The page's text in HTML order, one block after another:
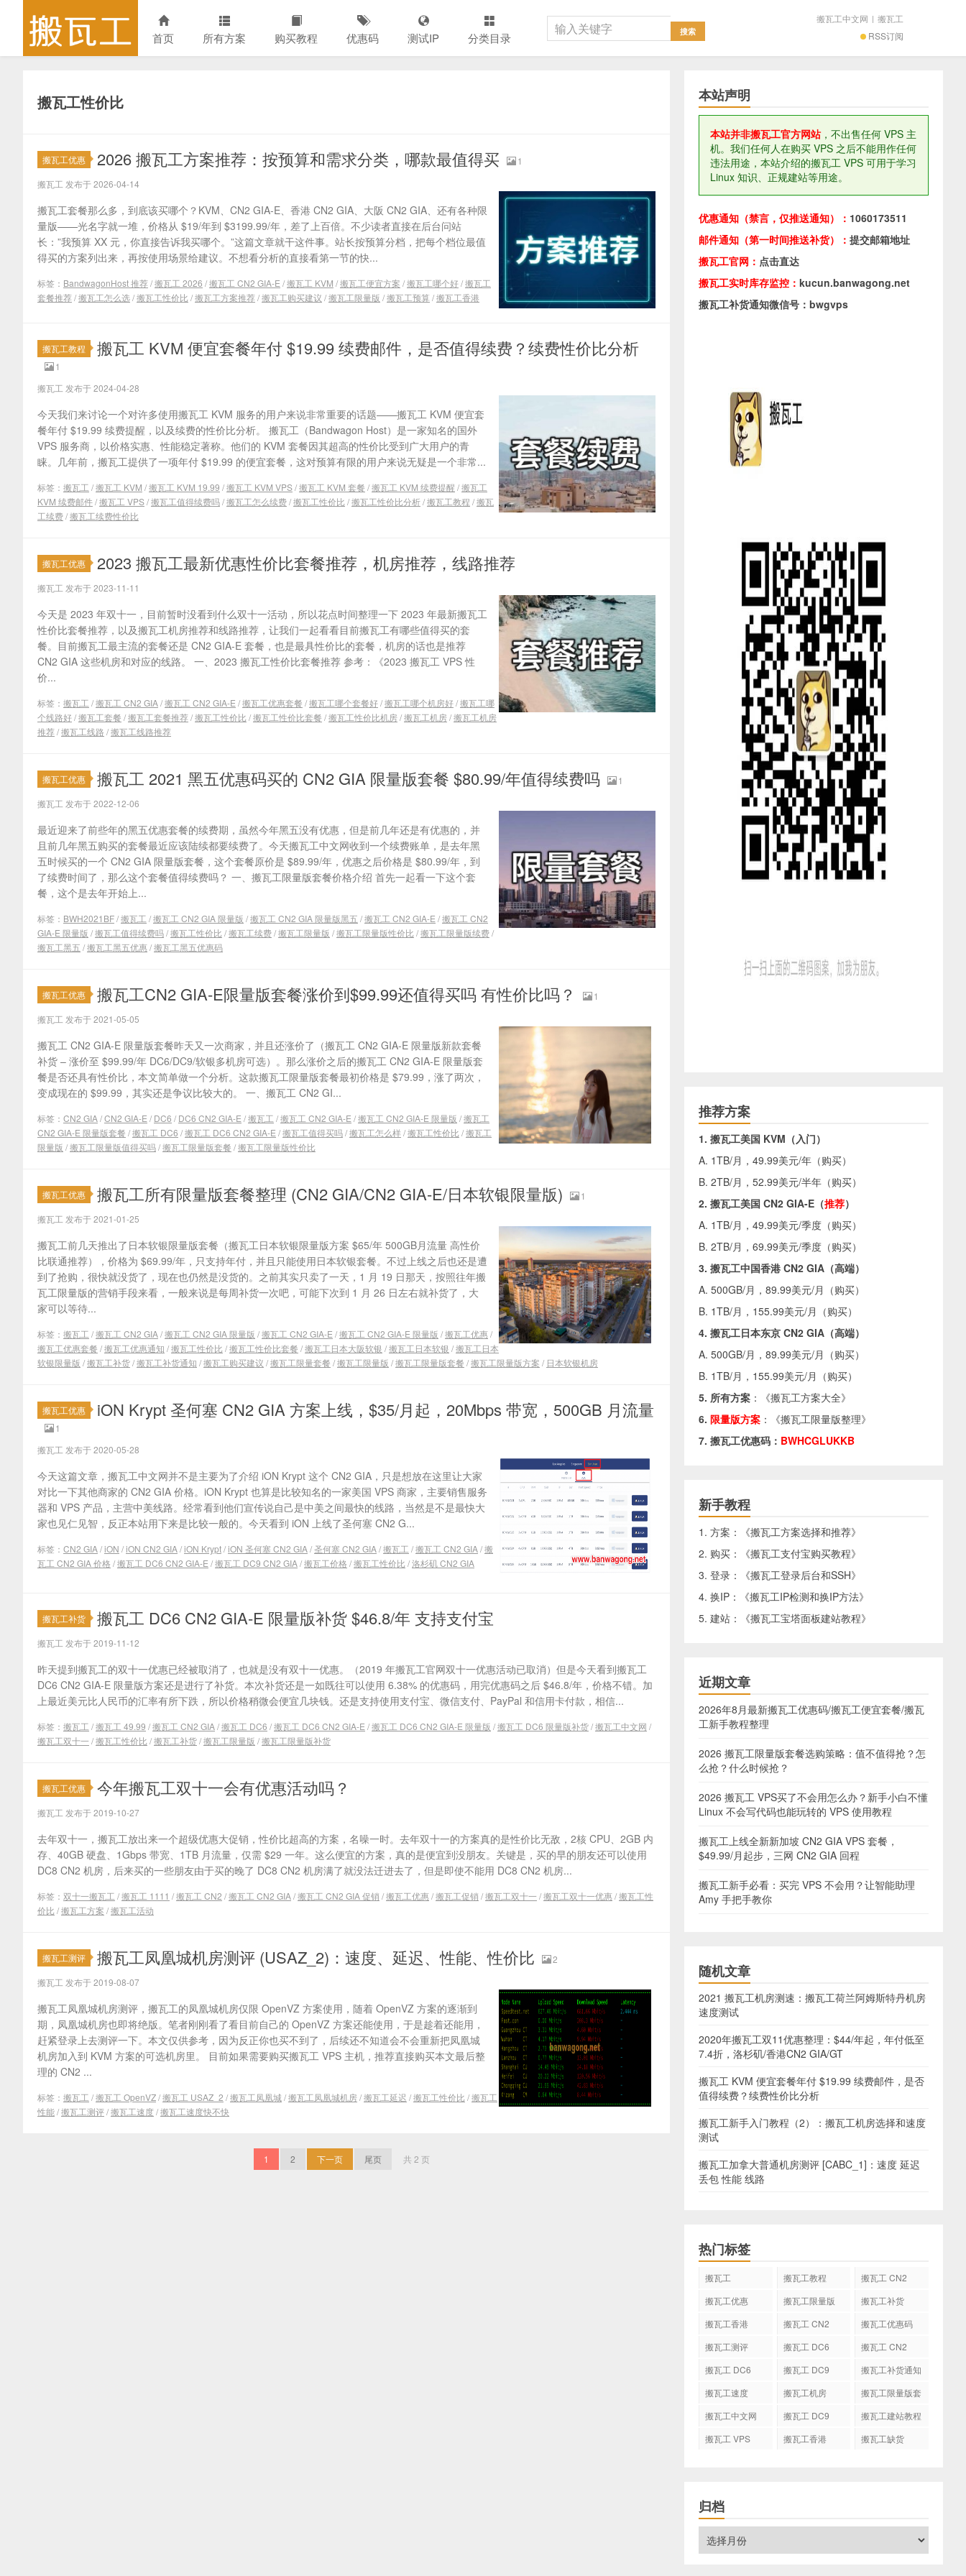
首页 所有方案 购买教程 优惠码 测试IP 分类目录 RSS订阅
搬瓦工中文网 | 搬瓦工
搬瓦工性价比
搬瓦工优惠 2026 搬瓦工方案推荐：按预算和需求分类，哪款最值得买
1
搬瓦工 发布于 2026-04-14
搬瓦工套餐那么多，到底该买哪个？KVM、CN2 GIA-E、香港 CN2 GIA、大阪 CN2 GIA、还有各种限
量版——光名字就一堆，价格从 $19/年到 $3199.99/年，差了上百倍。不少读者直接在后台问站
长：”我预算 XX 元，你直接告诉我买哪个。”这篇文章就干这件事。站长按预算分档，把每个档位最值
得买的方案列出来，再按使用场景给建议。不想看分析的直接看第一节的快...
标签： BandwagonHost 推荐/搬瓦工 2026 /搬瓦工 CN2 GIA-E /搬瓦工 KVM /搬瓦工便宜方案 /搬瓦工哪个好/搬瓦工
套餐推荐/搬瓦工怎么选/搬瓦工性价比/搬瓦工方案推荐/搬瓦工购买建议 /搬瓦工限量版 /搬瓦工预算 /搬瓦工香港
搬瓦工教程 搬瓦工 KVM 便宜套餐年付 $19.99 续费邮件，是否值得续费？续费性价比分析
1
搬瓦工 发布于 2024-04-28
今天我们来讨论一个对许多使用搬瓦工 KVM 服务的用户来说非常重要的话题——搬瓦工 KVM 便宜套
餐年付 $19.99 续费提醒，以及续费的性价比分析。 搬瓦工（Bandwagon Host）是一家知名的国外
VPS 服务商，以价格实惠、性能稳定著称。他们的 KVM 套餐因其超高的性价比受到广大用户的青
睐。几年前，搬瓦工提供了一项年付 $19.99 的便宜套餐，这对预算有限的用户来说无疑是一个非常...
标签： 搬瓦工 /搬瓦工 KVM /搬瓦工 KVM 19.99 /搬瓦工 KVM VPS/搬瓦工 KVM 套餐 /搬瓦工 KVM 续费提醒 /搬瓦工
KVM 续费邮件/搬瓦工 VPS/搬瓦工值得续费吗/搬瓦工怎么续费/搬瓦工性价比/搬瓦工性价比分析/搬瓦工教程 /搬瓦
工续费/搬瓦工续费性价比
搬瓦工优惠 2023 搬瓦工最新优惠性价比套餐推荐，机房推荐，线路推荐
搬瓦工 发布于 2023-11-11
今天是 2023 年双十一，目前暂时没看到什么双十一活动，所以花点时间整理一下 2023 年最新搬瓦工
性价比套餐推荐，以及搬瓦工机房推荐和线路推荐，让我们一起看看目前搬瓦工有哪些值得买的套
餐。目前搬瓦工最主流的套餐还是 CN2 GIA-E 套餐，也是最具性价比的套餐，机房的话也是推荐
CN2 GIA 这些机房和对应的线路。 一、2023 搬瓦工性价比套餐推荐 参考：《2023 搬瓦工 VPS 性
价...
标签： 搬瓦工 /搬瓦工 CN2 GIA/搬瓦工 CN2 GIA-E /搬瓦工优惠套餐 /搬瓦工哪个套餐好/搬瓦工哪个机房好/搬瓦工哪
个线路好/搬瓦工套餐 /搬瓦工套餐推荐/搬瓦工性价比/搬瓦工性价比套餐 /搬瓦工性价比机房/搬瓦工机房/搬瓦工机房
推荐/搬瓦工线路 /搬瓦工线路推荐
搬瓦工优惠 搬瓦工 2021 黑五优惠码买的 CN2 GIA 限量版套餐 $80.99/年值得续费吗
1
搬瓦工 发布于 2022-12-06
最近迎来了前些年的黑五优惠套餐的续费期，虽然今年黑五没有优惠，但是前几年还是有优惠的，并
且前几年黑五购买的套餐最近应该陆续都要续费了。今天搬瓦工中文网收到一个续费账单，是去年黑
五时候买的一个 CN2 GIA 限量版套餐，这个套餐原价是 $89.99/年，优惠之后价格是 $80.99/年，到
了续费时间了，那么这个套餐值得续费吗？ 一、搬瓦工限量版套餐价格介绍 首先一起看一下这个套
餐，这个是去年开始上...
标签： BWH2021BF/搬瓦工 /搬瓦工 CN2 GIA 限量版 /搬瓦工 CN2 GIA 限量版黑五 /搬瓦工 CN2 GIA-E /搬瓦工 CN2
GIA-E 限量版 /搬瓦工值得续费吗/搬瓦工性价比/搬瓦工续费/搬瓦工限量版 /搬瓦工限量版性价比/搬瓦工限量版续费/
搬瓦工黑五 /搬瓦工黑五优惠/搬瓦工黑五优惠码
搬瓦工优惠 搬瓦工CN2 GIA-E限量版套餐涨价到$99.99还值得买吗 有性价比吗？
1
搬瓦工 发布于 2021-05-05
搬瓦工 CN2 GIA-E 限量版套餐昨天又一次商家，并且还涨价了（搬瓦工 CN2 GIA-E 限量版新款套餐
补货 – 涨价至 $99.99/年 DC6/DC9/软银多机房可选）。那么涨价之后的搬瓦工 CN2 GIA-E 限量版套
餐是否还具有性价比，本文简单做一个分析。这款搬瓦工限量版套餐最初价格是 $79.99，涨了两次，
变成现在的 $99.99，其实还是争议比较大的。 一、搬瓦工 CN2 GI...
标签： CN2 GIA/CN2 GIA-E / DC6 / DC6 CN2 GIA-E /搬瓦工 /搬瓦工 CN2 GIA-E /搬瓦工 CN2 GIA-E 限量版 /搬瓦工
CN2 GIA-E 限量版套餐 /搬瓦工 DC6 /搬瓦工 DC6 CN2 GIA-E /搬瓦工值得买吗/搬瓦工怎么样/搬瓦工性价比/搬瓦工
限量版 /搬瓦工限量版值得买吗/搬瓦工限量版套餐 /搬瓦工限量版性价比
搬瓦工优惠 搬瓦工所有限量版套餐整理 (CN2 GIA/CN2 GIA-E/日本软银限量版)
1
搬瓦工 发布于 2021-01-25
搬瓦工前几天推出了日本软银限量版套餐（搬瓦工日本软银限量版方案 $65/年 500GB月流量 高性价
比联通推荐），价格为 $69.99/年，只支持年付，并且只能使用日本软银套餐。不过上线之后也还是遭
到了抢购，很快就没货了，现在也仍然是没货的。之前其实只卖了一天，1 月 19 日那天，按照往年搬
瓦工限量版的营销手段来看，一般来说是每周补货一次吧，可能下次到 1 月 26 日左右就补货了，大
家可以等待...
标签： 搬瓦工 /搬瓦工 CN2 GIA/搬瓦工 CN2 GIA 限量版 /搬瓦工 CN2 GIA-E /搬瓦工 CN2 GIA-E 限量版 /搬瓦工优惠/
搬瓦工优惠套餐 /搬瓦工优惠通知 /搬瓦工性价比/搬瓦工性价比套餐 /搬瓦工日本大阪软银 /搬瓦工日本软银 /搬瓦工日本
软银限量版 /搬瓦工补货/搬瓦工补货通知 /搬瓦工购买建议 /搬瓦工限量套餐 /搬瓦工限量版 /搬瓦工限量版套餐 /搬瓦工限量版方案 / 日本软银机房
搬瓦工优惠 iON Krypt 圣何塞 CN2 GIA 方案上线，$35/月起，20Mbps 带宽，500GB 月流量
1
搬瓦工 发布于 2020-05-28
今天这篇文章，搬瓦工中文网并不是主要为了介绍 iON Krypt 这个 CN2 GIA，只是想放在这里让大家
对比一下其他商家的 CN2 GIA 价格。iON Krypt 也算是比较知名的一家美国 VPS 商家，主要销售服务
器和 VPS 产品，主营中美线路。经常看到他们宣传说自己是中美之间最快的线路，当然是不是最快大
家也见仁见智，反正本站用下来是比较一般的。今天看到 iON 上线了圣何塞 CN2 G...
标签： CN2 GIA/iON /iON CN2 GIA/iON Krypt/iON 圣何塞 CN2 GIA/圣何塞 CN2 GIA/搬瓦工 /搬瓦工 CN2 GIA/搬
瓦工 CN2 GIA 价格 /搬瓦工 DC6 CN2 GIA-E /搬瓦工 DC9 CN2 GIA/搬瓦工价格 /搬瓦工性价比/洛杉矶 CN2 GIA
搬瓦工补货 搬瓦工 DC6 CN2 GIA-E 限量版补货 $46.8/年 支持支付宝
搬瓦工 发布于 2019-11-12
昨天提到搬瓦工的双十一优惠已经被取消了，也就是没有双十一优惠。（2019 年搬瓦工官网双十一优惠活动已取消）但是今天看到搬瓦工
DC6 CN2 GIA-E 限量版方案还是进行了补货。本次补货还是一如既往可以使用 6.38% 的优惠码，用完优惠码之后 $46.8/年，价格不错。加
上最近美元比人民币的汇率有所下跌，所以价格稍微会便宜几块钱。还是支持使用支付宝、微信支付、PayPal 和信用卡付款，相信...
标签： 搬瓦工 /搬瓦工 49.99 /搬瓦工 CN2 GIA/搬瓦工 DC6 /搬瓦工 DC6 CN2 GIA-E /搬瓦工 DC6 CN2 GIA-E 限量版 /搬瓦工 DC6 限量版补货/搬瓦工中文网 /
搬瓦工双十一/搬瓦工性价比/搬瓦工补货/搬瓦工限量版 /搬瓦工限量版补货
搬瓦工优惠 今年搬瓦工双十一会有优惠活动吗？
搬瓦工 发布于 2019-10-27
去年双十一，搬瓦工放出来一个超级优惠大促销，性价比超高的方案，名噪一时。去年双十一的方案真的是性价比无敌，2核 CPU、2GB 内
存、40GB 硬盘、1Gbps 带宽、1TB 月流量，仅需 $29 一年。这么便宜的方案，真的是便宜到没朋友。关键是，买的早的朋友还可以使用
DC8 CN2 机房，后来买的一些朋友由于买的晚了 DC8 CN2 机房满了就没法迁进去了，但是即使不能用 DC8 CN2 机房...
标签： 双十一搬瓦工 /搬瓦工 1111 /搬瓦工 CN2 /搬瓦工 CN2 GIA/搬瓦工 CN2 GIA 促销 /搬瓦工优惠/搬瓦工促销 /搬瓦工双十一/搬瓦工双十一优惠/搬瓦工性
价比/搬瓦工方案 /搬瓦工活动
搬瓦工测评 搬瓦工凤凰城机房测评 (USAZ_2)：速度、延迟、性能、性价比
2
搬瓦工 发布于 2019-08-07
搬瓦工凤凰城机房测评，搬瓦工的凤凰城机房仅限 OpenVZ 方案使用，随着 OpenVZ 方案的逐渐到
期，凤凰城机房也即将绝版。笔者刚刚看了看目前自己的 OpenVZ 方案还能使用，于是趁着还能用，
赶紧登录上去测评一下。本文仅供参考，因为反正你也买不到了，后续还不知道会不会重新把凤凰城
机房加入到 KVM 方案的可选机房里。 目前如果需要购买搬瓦工 VPS 主机，推荐直接购买本文最后整
理的 CN2 ...
标签： 搬瓦工 /搬瓦工 OpenVZ/搬瓦工 USAZ_2 /搬瓦工凤凰城 /搬瓦工凤凰城机房/搬瓦工延迟 /搬瓦工性价比/搬瓦工
性能/搬瓦工测评/搬瓦工速度/搬瓦工速度快不快
1 2 下一页 尾页 共 2 页
本站声明
本站并非搬瓦工官方网站，不出售任何 VPS 主
机。我们任何人在购买 VPS 之后不能用作任何
违法用途，本站介绍的搬瓦工 VPS 可用于学习
Linux 知识、正规建站等用途。
优惠通知（禁言，仅推送通知）： 1060173511
邮件通知（第一时间推送补货）： 提交邮箱地址
搬瓦工官网： 点击直达
搬瓦工实时库存监控： kucun.banwagong.net
搬瓦工补货通知微信号：bwgvps
推荐方案
1. 搬瓦工美国 KVM（入门）
A. 1TB/月，49.99美元/年（购买）
B. 2TB/月，52.99美元/半年（购买）
2. 搬瓦工美国 CN2 GIA-E（推荐）
A. 1TB/月，49.99美元/季度（购买）
B. 2TB/月，69.99美元/季度（购买）
3. 搬瓦工中国香港 CN2 GIA（高端）
A. 500GB/月，89.99美元/月（购买）
B. 1TB/月，155.99美元/月（购买）
4. 搬瓦工日本东京 CN2 GIA（高端）
A. 500GB/月，89.99美元/月（购买）
B. 1TB/月，155.99美元/月（购买）
5. 所有方案 ：《搬瓦工方案大全》
6. 限量版方案 ：《搬瓦工限量版整理》
7. 搬瓦工优惠码： BWHCGLUKKB
新手教程
1. 方案：《搬瓦工方案选择和推荐》
2. 购买：《搬瓦工支付宝购买教程》
3. 登录：《搬瓦工登录后台和SSH》
4. 换IP：《搬瓦工IP检测和换IP方法》
5. 建站：《搬瓦工宝塔面板建站教程》
近期文章
2026年8月最新搬瓦工优惠码/搬瓦工便宜套餐/搬瓦
工新手教程整理
2026 搬瓦工限量版套餐选购策略：值不值得抢？怎
么抢？什么时候抢？
2026 搬瓦工 VPS买了不会用怎么办？新手小白不懂
Linux 不会写代码也能玩转的 VPS 使用教程
搬瓦工上线全新新加坡 CN2 GIA VPS 套餐，
$49.99/月起步，三网 CN2 GIA 回程
搬瓦工新手必看：买完 VPS 不会用？让智能助理
Amy 手把手教你
随机文章
2021 搬瓦工机房测速：搬瓦工荷兰阿姆斯特丹机房
速度测试
2020年搬瓦工双11优惠整理：$44/年起，年付低至
7.4折，洛杉矶/香港CN2 GIA/GT
搬瓦工 KVM 便宜套餐年付 $19.99 续费邮件，是否
值得续费？续费性价比分析
搬瓦工新手入门教程（2）：搬瓦工机房选择和速度
测试
搬瓦工加拿大普通机房测评 [CABC_1]：速度 延迟
丢包 性能 线路
热门标签
搬瓦工 搬瓦工教程
搬瓦工 CN2
搬瓦工优惠 搬瓦工限量版
搬瓦工补货
搬瓦工香港
搬瓦工 CN2
搬瓦工优惠码
搬瓦工测评
搬瓦工 DC6
搬瓦工 CN2
搬瓦工 DC6
搬瓦工 DC9
搬瓦工补货通知
搬瓦工速度
搬瓦工机房
搬瓦工限量版套
搬瓦工中文网 搬瓦工 DC9
搬瓦工建站教程
搬瓦工 VPS
搬瓦工香港
搬瓦工缺货
归档